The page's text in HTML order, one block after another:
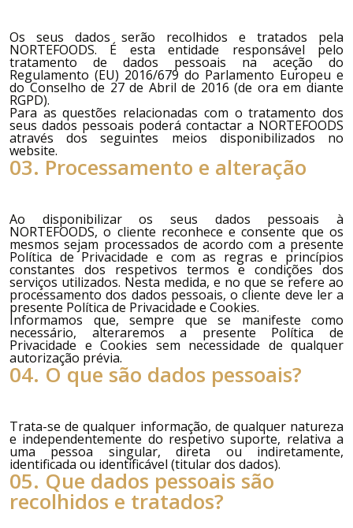
Os seus dados serão recolhidos e tratados pela
NORTEFOODS. É esta entidade responsável pelo
tratamento de dados pessoais na aceção do
Regulamento (EU) 2016/679 do Parlamento Europeu e
do Conselho de 27 de Abril de 2016 (de ora em diante
RGPD).
Para as questões relacionadas com o tratamento dos
seus dados pessoais poderá contactar a NORTEFOODS
através dos seguintes meios disponibilizados no
website.
03. Processamento e alteração
Ao disponibilizar os seus dados pessoais à
NORTEFOODS, o cliente reconhece e consente que os
mesmos sejam processados de acordo com a presente
Política de Privacidade e com as regras e princípios
constantes dos respetivos termos e condições dos
serviços utilizados. Nesta medida, e no que se refere ao
processamento dos dados pessoais, o cliente deve ler a
presente Política de Privacidade e Cookies.
Informamos que, sempre que se manifeste como
necessário, alteraremos a presente Política de
Privacidade e Cookies sem necessidade de qualquer
autorização prévia.
04. O que são dados pessoais?
Trata-se de qualquer informação, de qualquer natureza
e independentemente do respetivo suporte, relativa a
uma pessoa singular, direta ou indiretamente,
identificada ou identificável (titular dos dados).
05. Que dados pessoais são
recolhidos e tratados?